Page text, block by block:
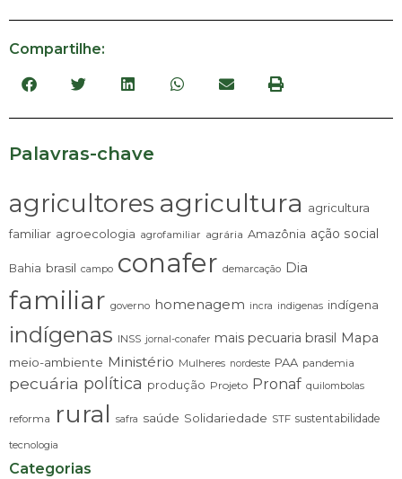
Compartilhe:
Palavras-chave
agricultores agricultura agricultura
familiar agroecologia agrofamiliar agrária Amazônia ação social
Bahia brasil campo conafer demarcação Dia
familiar governo homenagem incra indigenas indígena
indígenas INSS jornal-conafer mais pecuaria brasil Mapa
meio-ambiente Ministério Mulheres nordeste PAA pandemia
pecuária política produção Projeto Pronaf quilombolas
reforma rural safra saúde Solidariedade STF sustentabilidade
tecnologia
Categorias